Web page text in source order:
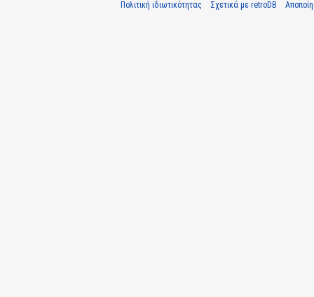
Πολιτική ιδιωτικότητας Σχετικά με retroDB